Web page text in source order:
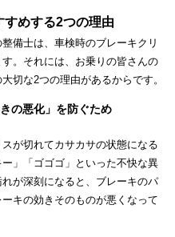
すめする2つの理由
備士は、車検時のブレーキクリ
。それには、お乗りの皆さんの
切な2つの理由があるからです。
の悪化」を防ぐため
が切れてカサカサの状態になる
」「ゴゴゴ」といった不快な異
が深刻になると、ブレーキのパ
キの効きそのものが悪くなって